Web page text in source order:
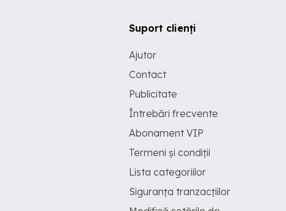
Suport clienți
Ajutor
Contact
Publicitate
Întrebări frecvente
Abonament VIP
Termeni și condiții
Lista categoriilor
Siguranța tranzacțiilor